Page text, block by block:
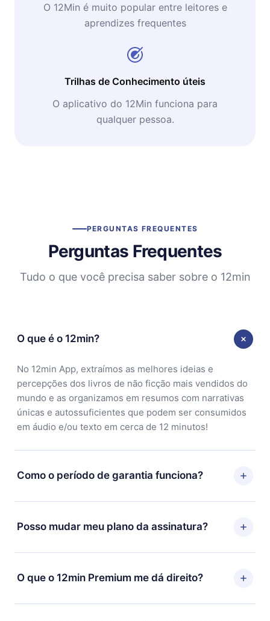
O 12Min é muito popular entre leitores e
aprendizes frequentes
Trilhas de Conhecimento úteis
O aplicativo do 12Min funciona para
qualquer pessoa.
PERGUNTAS FREQUENTES
Perguntas Frequentes
Tudo o que você precisa saber sobre o 12min
O que é o 12min?
No 12min App, extraímos as melhores ideias e
percepções dos livros de não ficção mais vendidos do
mundo e as organizamos em resumos com narrativas
únicas e autossuficientes que podem ser consumidos
em áudio e/ou texto em cerca de 12 minutos!
Como o período de garantia funciona?
Você pode baixar nosso aplicativo e começar a
aproveitar nossa biblioteca. Se por algum motivo não
ficar satisfeito com nossa plataforma, basta entrar em
solicitar o reembolso do valor. Você receberá tudo que
Posso mudar meu plano da assinatura?
Sim, mas a mudança só se aplicará a partir do próximo
período de cobrança. Por exemplo, se você decidiu
mudar sua assinatura mensal para anual, após
O que o 12min Premium me dá direito?
O 12min Premium é um plano que te garante acesso a